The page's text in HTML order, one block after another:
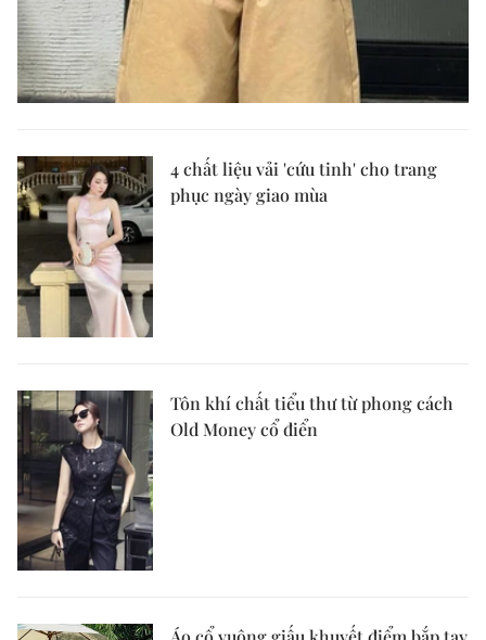
4 chất liệu vải 'cứu tinh' cho trang
phục ngày giao mùa
Tôn khí chất tiểu thư từ phong cách
Old Money cổ điển